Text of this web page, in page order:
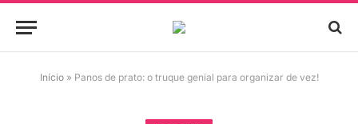
Início» Panos de prato: o truque genial para organizar de vez!